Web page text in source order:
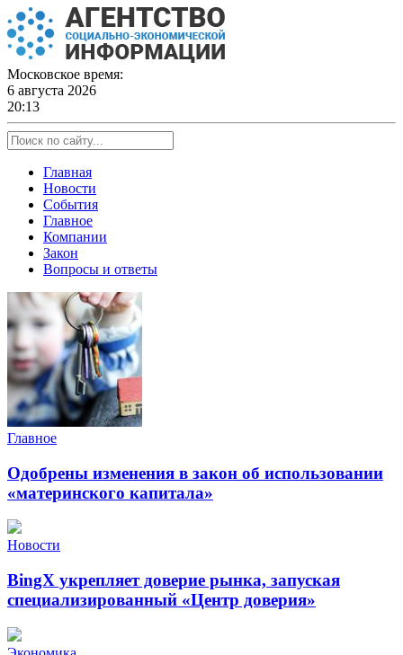
Skip
to
content
Московское время:
6 августа 2026
20:13
Главная
Новости
События
Главное
Компании
Закон
Вопросы и ответы
Главное
Одобрены изменения в закон об использовании
«материнского капитала»
Новости
BingX укрепляет доверие рынка, запуская
специализированный «Центр доверия»